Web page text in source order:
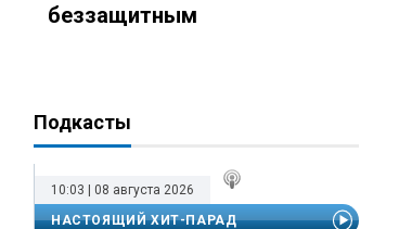
беззащитным
Подкасты
10:03 | 08 августа 2026
НАСТОЯЩИЙ ХИТ-ПАРАД